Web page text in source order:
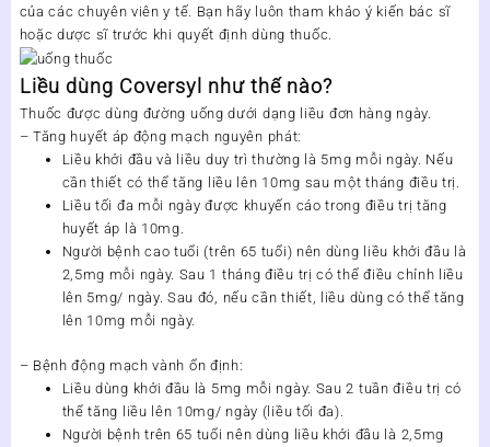
của các chuyên viên y tế. Bạn hãy luôn tham khảo ý kiến bác sĩ
hoặc dược sĩ trước khi quyết định dùng thuốc.
Liều dùng Coversyl như thế nào?
Thuốc được dùng đường uống dưới dạng liều đơn hàng ngày.
– Tăng huyết áp động mạch nguyên phát:
Liều khởi đầu và liều duy trì thường là 5mg mỗi ngày. Nếu
cần thiết có thể tăng liều lên 10mg sau một tháng điều trị.
Liều tối đa mỗi ngày được khuyến cáo trong điều trị tăng
huyết áp là 10mg.
Người bệnh cao tuổi (trên 65 tuổi) nên dùng liều khởi đầu là
2,5mg mỗi ngày. Sau 1 tháng điều trị có thể điều chỉnh liều
lên 5mg/ ngày. Sau đó, nếu cần thiết, liều dùng có thể tăng
lên 10mg mỗi ngày.
– Bệnh động mạch vành ổn định:
Liều dùng khởi đầu là 5mg mỗi ngày. Sau 2 tuần điều trị có
thể tăng liều lên 10mg/ ngày (liều tối đa).
Người bệnh trên 65 tuổi nên dùng liều khởi đầu là 2,5mg